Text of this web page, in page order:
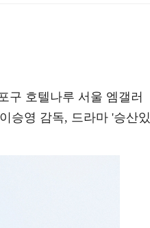
구 호텔나루 서울 엠갤러
승영 감독, 드라마 '승산있